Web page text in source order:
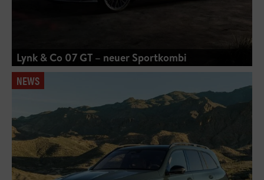
Lynk & Co 07 GT – neuer Sportkombi
NEWS